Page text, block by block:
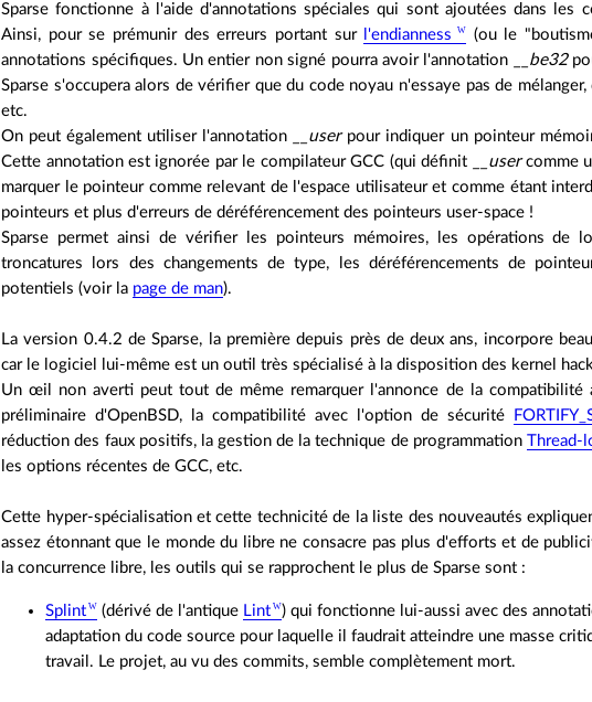
Sparse fonctionne à l'aide d'annotations spéciales qui sont ajoutées dans les
Ainsi, pour se prémunir des erreurs portant sur
l'endianness
(ou le
annotations spécifiques. Un entier non signé pourra avoir l'annotation
__be32
Sparse s'occupera alors de vérifier que du code noyau n'essaye pas de
etc.
On peut également utiliser l'annotation
__userpour indiquer un pointeur
Cette annotation est ignorée par le compilateur GCC (qui définit
__usercomme
marquer le pointeur comme relevant de l'espace utilisateur et comme étant
pointeurs et plus d'erreurs de déréférencement des pointeurs user-space !
Sparse permet ainsi de vérifier les pointeurs mémoires, les opérations de
troncatures lors des changements de type, les déréférencements de
potentiels (voir la page de man).
La version 0.4.2 de Sparse, la première depuis près de deux ans, incorpore
car le logiciel lui-même est un outil très spécialisé à la disposition des kernel
Un œil non averti peut tout de même remarquer l'annonce de la compatibilité
préliminaire d'OpenBSD, la compatibilité avec l'option de sécurité
réduction des faux positifs, la gestion de la technique de programmation Thread-
les options récentes de GCC, etc.
Cette hyper-spécialisation et cette technicité de la liste des nouveautés
assez étonnant que le monde du libre ne consacre pas plus d'efforts et de
la concurrence libre, les outils qui se rapprochent le plus de Sparse sont :
Splint (dérivé de l'antique Lint
) qui fonctionne lui-aussi avec des
adaptation du code source pour laquelle il faudrait atteindre une masse
travail. Le projet, au vu des commits, semble complètement mort.